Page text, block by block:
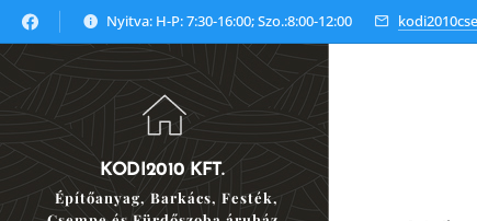
Nyitva: H-P: 7:30-16:00; Szo.:8:00-12:00
KODI2010 KFT.
Építőanyag, Barkács, Festék,